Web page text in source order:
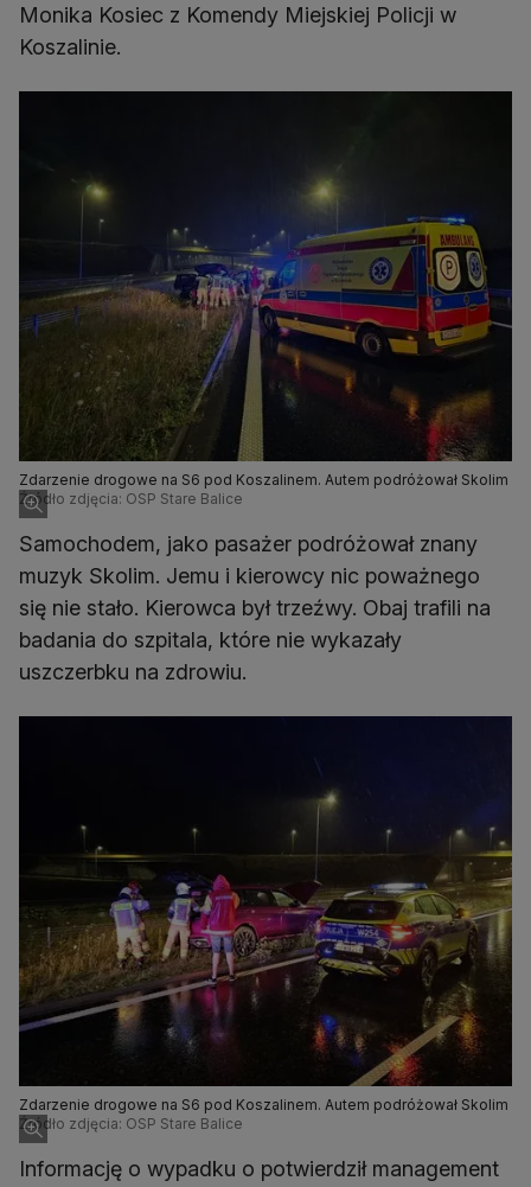
Monika Kosiec z Komendy Miejskiej Policji w
Koszalinie.
Zdarzenie drogowe na S6 pod Koszalinem. Autem podróżował Skolim
Źródło zdjęcia: OSP Stare Balice
Samochodem, jako pasażer podróżował znany
muzyk Skolim. Jemu i kierowcy nic poważnego
się nie stało. Kierowca był trzeźwy. Obaj trafili na
badania do szpitala, które nie wykazały
uszczerbku na zdrowiu.
Zdarzenie drogowe na S6 pod Koszalinem. Autem podróżował Skolim
Źródło zdjęcia: OSP Stare Balice
Informację o wypadku o potwierdził management